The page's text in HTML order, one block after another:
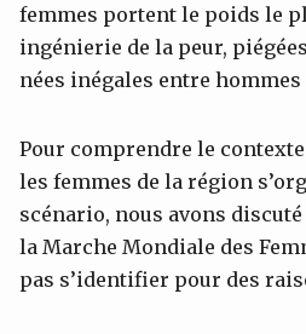
femmes portent le poids le
ingénierie de la peur,
nées inégales entre hommes
Pour comprendre le
les femmes de la région
scénario, nous avons discuté
la Marche Mondiale des
pas s’identifier pour des